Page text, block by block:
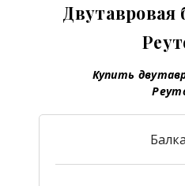
Двутавровая
Купить